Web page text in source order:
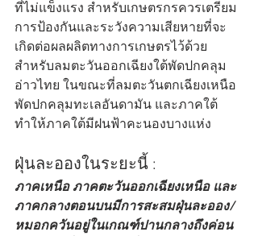
ที่ไม่แข็งแรง สำหรับเกษตรกรควรเตรียม
การป้องกันและระวังความเสียหายที่จะ
เกิดต่อผลผลิตทางการเกษตรไว้ด้วย
สำหรับลมตะวันออกเฉียงใต้พัดปกคลุม
อ่าวไทย ในขณะที่ลมตะวันตกเฉียงเหนือ
พัดปกคลุมทะเลอันดามัน และภาคใต้
ทำให้ภาคใต้มีฝนฟ้าคะนองบางแห่ง
ฝุ่นละอองในระยะนี้ :
ภาคเหนือ ภาคตะวันออกเฉียงเหนือ และ
ภาคกลางตอนบนมีการสะสมฝุ่นละออง/
หมอกควันอยู่ในเกณฑ์ปานกลางถึงค่อน